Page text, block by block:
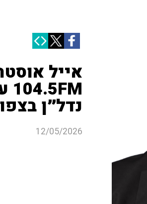
אייל
נדל״ן
12/05/2026